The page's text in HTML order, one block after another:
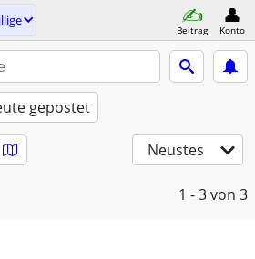
Beitrag Konto
gepostet
Neustes
1 - 3von 3